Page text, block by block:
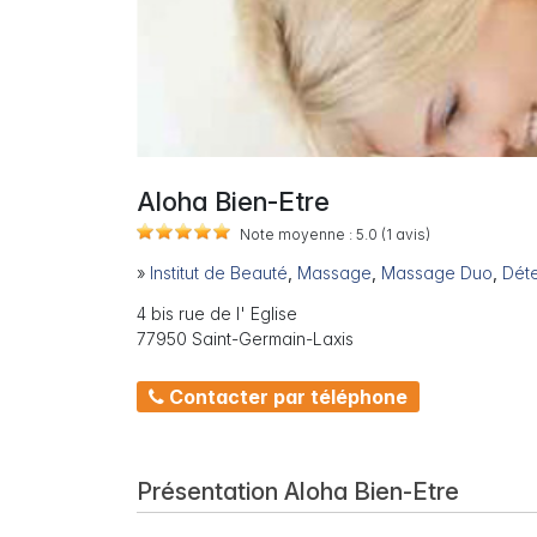
Aloha Bien-Etre
Note moyenne : 5.0 (1 avis)
» Institut de Beauté Massage Massage Duo
4 bis rue de l' Eglise
77950 Saint-Germain-Laxis
Contacter par téléphone
Présentation Aloha Bien-Etre